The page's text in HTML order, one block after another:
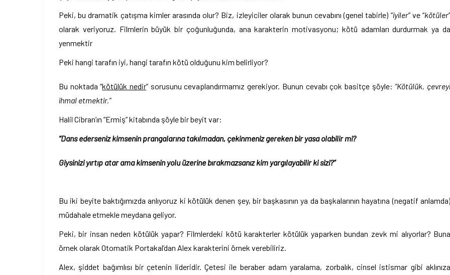
Peki, bu dramatik çatışma kimler arasında olur? Biz, izleyiciler olarak bunun cevabını (genel tabirle) “iyiler” ve “kötüler”
olarak veriyoruz. Filmlerin büyük bir çoğunluğunda, ana karakterin motivasyonu; kötü adamları durdurmak ya da
yenmektir
Peki hangi tarafın iyi, hangi tarafın kötü olduğunu kim belirliyor?
Bu noktada “kötülük nedir” sorusunu cevaplandırmamız gerekiyor. Bunun cevabı çok basitçe şöyle:“Kötülük,
ihmal etmektir.”
Halil Cibran’ın “Ermiş” kitabında şöyle bir beyit var:
“Dans ederseniz kimsenin prangalarına takılmadan, çekinmeniz gereken bir yasa olabilir mi?
Giysinizi yırtıp atar ama kimsenin yolu üzerine bırakmazsanız kim yargılayabilir ki sizi?”
Bu iki beyite baktığımızda anlıyoruz ki kötülük denen şey, bir başkasının ya da başkalarının hayatına (negatif anlamda)
müdahale etmekle meydana geliyor.
Peki, bir insan neden kötülük yapar? Filmlerdeki kötü karakterler kötülük yaparken bundan zevk mi alıyorlar? Buna
örnek olarak Otomatik Portakal’dan Alex karakterini örnek verebiliriz.
Alex, şiddet bağımlısı bir çetenin lideridir. Çetesi ile beraber adam yaralama, zorbalık, cinsel istismar gibi aklınıza